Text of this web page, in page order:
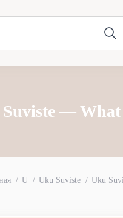
— What
U Uku Suviste Uku